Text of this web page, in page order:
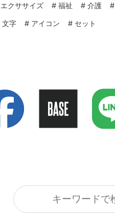
クササイズ # 福祉 # 介護 #
文字 # アイコン # セット